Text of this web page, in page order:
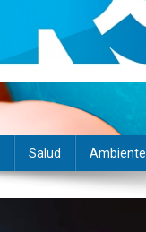
Salud Ambiente